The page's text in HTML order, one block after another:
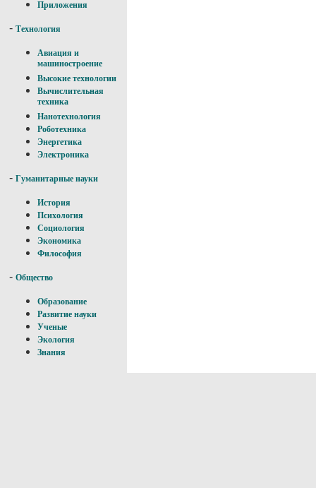
Приложения
- Технология
Авиация и
машиностроение
Высокие технологии
Вычислительная
техника
Нанотехнология
Роботехника
Энергетика
Электроника
- Гуманитарные науки
История
Психология
Социология
Экономика
Философия
- Общество
Образование
Развитие науки
Ученые
Экология
Знания